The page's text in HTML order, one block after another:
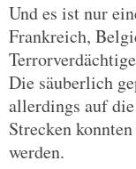
Und es ist nur
Frankreich,
Die säuberlich
allerdings auf
Strecken
werden.